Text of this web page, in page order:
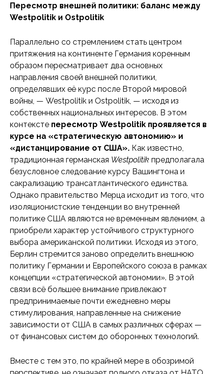
Пересмотр внешней политики: баланс между
Westpolitik и Ostpolitik
Параллельно со стремлением стать центром
притяжения на континенте Германия коренным
образом пересматривает два основных
направления своей внешней политики,
определявших её курс после Второй мировой
войны, — Westpolitik и Ostpolitik, — исходя из
собственных национальных интересов. В этом
контексте пересмотр Westpolitik проявляется в
курсе на «стратегическую автономию» и
«дистанцирование от США». Как известно,
традиционная германская Westpolitik предполагала
безусловное следование курсу Вашингтона и
сакрализацию трансатлантического единства.
Однако правительство Мерца исходит из того, что
изоляционистские тенденции во внутренней
политике США являются не временным явлением, а
приобрели характер устойчивого структурного
выбора американской политики. Исходя из этого,
Берлин стремится заново определить внешнюю
политику Германии и Европейского союза в рамках
концепции «стратегической автономии». В этой
связи всё большее внимание привлекают
предпринимаемые почти ежедневно меры
стимулирования, направленные на снижение
зависимости от США в самых различных сферах —
от финансовых систем до оборонных технологий.
Вместе с тем это, по крайней мере в обозримой